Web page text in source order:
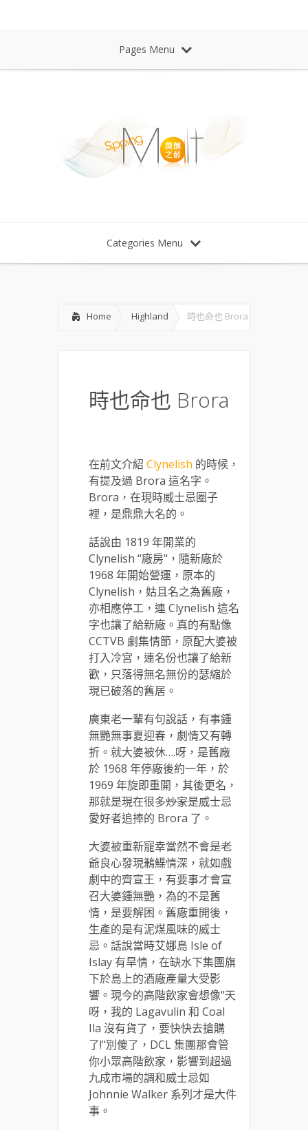
Pages Menu
Categories Menu
Home Highland 時也命也 Brora
時也命也 Brora
在前文介紹 Clynelish 的時候，
有提及過 Brora 這名字。
Brora，在現時威士忌圈子
裡，是鼎鼎大名的。
話說由 1819 年開業的
Clynelish “廠房"，隨新廠於
1968 年開始營運，原本的
Clynelish，姑且名之為舊廠，
亦相應停工，連 Clynelish 這名
字也讓了給新廠。真的有點像
CCTVB 劇集情節，原配大婆被
打入冷宮，連名份也讓了給新
歡，只落得無名無份的瑟縮於
現已破落的舊居。
廣東老一輩有句說話，有事鍾
無艷無事夏迎春，劇情又有轉
折。就大婆被休….呀，是舊廠
於 1968 年停廠後約一年，於
1969 年旋即重開，其後更名，
那就是現在很多炒家是威士忌
愛好者追捧的 Brora 了。
大婆被重新寵幸當然不會是老
爺良心發現鶼鰈情深，就如戲
劇中的齊宣王，有要事才會宣
召大婆鍾無艷，為的不是舊
情，是要解困。舊廠重開後，
生產的是有泥煤風味的威士
忌。話說當時艾娜島 Isle of
Islay 有旱情，在缺水下集團旗
下於島上的酒廠產量大受影
響。現今的高階飲家會想像"天
呀，我的 Lagavulin 和 Coal
Ila 沒有貨了，要快快去搶購
了!"別傻了，DCL 集團那會管
你小眾高階飲家，影響到超過
九成市場的調和威士忌如
Johnnie Walker 系列才是大件
事。